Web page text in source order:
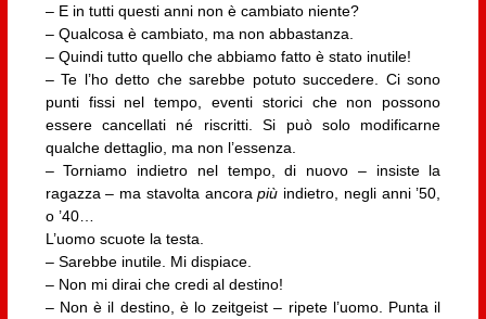
– E in tutti questi anni non è cambiato niente?
– Qualcosa è cambiato, ma non abbastanza.
– Quindi tutto quello che abbiamo fatto è stato inutile!
– Te l’ho detto che sarebbe potuto succedere. Ci sono
punti fissi nel tempo, eventi storici che non possono
essere cancellati né riscritti. Si può solo modificarne
qualche dettaglio, ma non l’essenza.
– Torniamo indietro nel tempo, di nuovo – insiste la
ragazza – ma stavolta ancorapiù indietro, negli anni ’50,
o ’40…
L’uomo scuote la testa.
– Sarebbe inutile. Mi dispiace.
– Non mi dirai che credi al destino!
– Non è il destino, è lo zeitgeist – ripete l’uomo. Punta il